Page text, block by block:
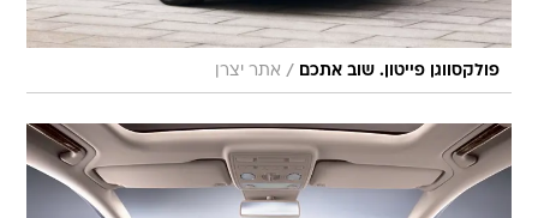
פולקסווגן פייטון. שוב אתכם / אתר יצרן